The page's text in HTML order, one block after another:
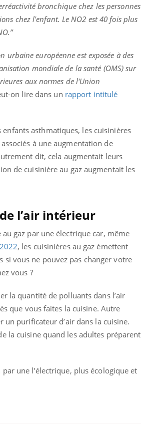
bronchique chez les personnes
chez l'enfant. Le NO2 est 40 fois plus
urbaine européenne est exposée à des
mondiale de la santé (OMS) sur
aux normes de l'Union
on lire dans un rapport intitulé
asthmatiques, les cuisinières
à une augmentation de
dit, cela augmentait leurs
de cuisinière au gaz augmentait les
l’air intérieur
gaz par une électrique car, même
, les cuisinières au gaz émettent
vous ne pouvez pas changer votre
vous ?
la quantité de polluants dans l’air
que vous faites la cuisine. Autre
un purificateur d’air dans la cuisine.
la cuisine quand les adultes préparent
une l’électrique, plus écologique et
osait en parler?? Youtube